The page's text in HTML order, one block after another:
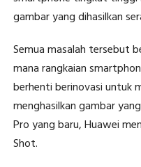
gambar yang dihasilkan
Semua masalah tersebut
mana rangkaian
berhenti berinovasi untuk
menghasilkan gambar
Pro yang baru, Huawei
Shot.